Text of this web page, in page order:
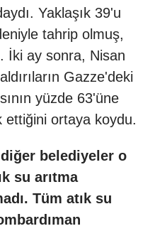
Yaklaşık 39'u
tahrip olmuş,
İki ay sonra, Nisan
Gazze'deki
yüzde 63'üne
ettiğini ortaya koydu.
belediyeler o
su arıtma
Tüm atık su